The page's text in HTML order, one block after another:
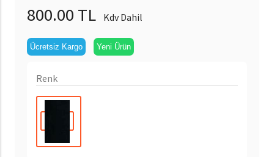
800.00 TL Kdv Dahil
Ücretsiz Kargo Yeni Ürün
Renk